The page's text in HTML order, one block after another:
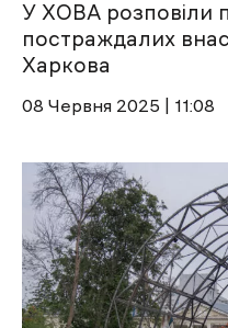
У ХОВА розповіли
постраждалих
Харкова
08 Червня 2025 | 11:08